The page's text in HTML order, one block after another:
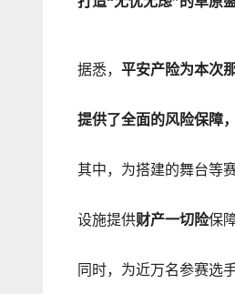
据悉，平安产险为本次
提供了全面的风险保障
其中，为搭建的舞台等
设施提供财产一切险保
同时，为近万名参赛选手